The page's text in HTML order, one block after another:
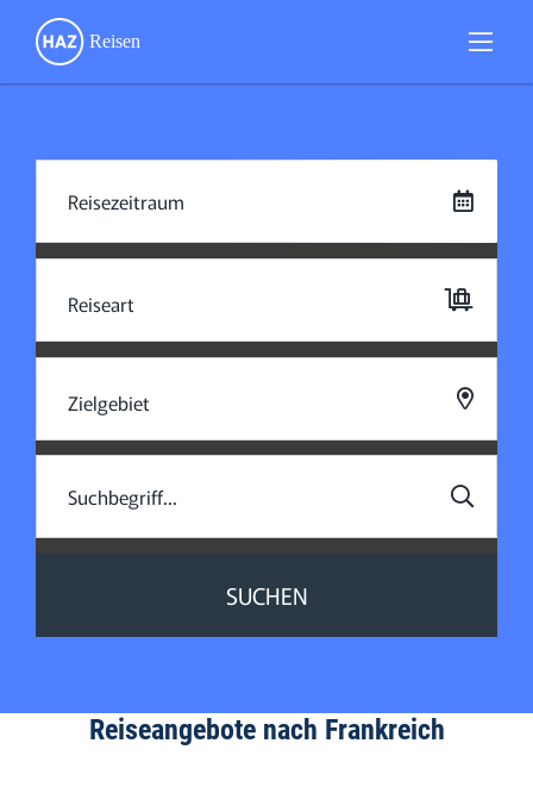
Reiseart
Zielgebiet
SUCHEN
Reiseangebote nach Frankreich